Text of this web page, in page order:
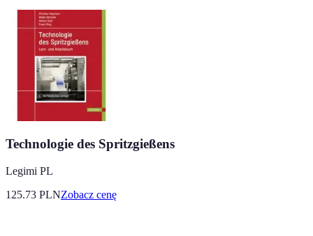
Technologie des Spritzgießens
Legimi PL
125.73 PLNZobacz cenę